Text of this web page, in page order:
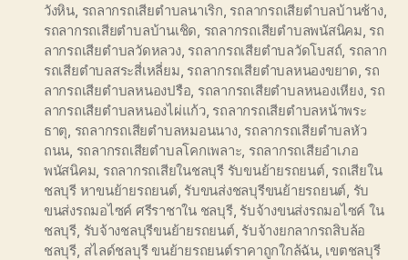
วังหิน รถลากรถเสียตำบลนาเริก รถลากรถเสียตำบลบ้านช้าง,
รถลากรถเสียตำบลบ้านเชิด รถลากรถเสียตำบลพนัสนิคม รถ
ลากรถเสียตำบลวัดหลวง, รถลากรถเสียตำบลวัดโบสถ์, รถลาก
รถเสียตำบลสระสี่เหลี่ยม รถลากรถเสียตำบลหนองขยาด รถ
ลากรถเสียตำบลหนองปรือ รถลากรถเสียตำบลหนองเหียง, รถ
ลากรถเสียตำบลหนองไผ่แก้ว, รถลากรถเสียตำบลหน้าพระ
ธาตุ รถลากรถเสียตำบลหมอนนาง, รถลากรถเสียตำบลหัว
ถนน รถลากรถเสียตำบลโคกเพลาะ รถลากรถเสียอำเภอ
พนัสนิคม รถลากรถเสียในชลบุรี รับขนย้ายรถยนต์, รถเสียใน
ชลบุรี หาขนย้ายรถยนต์, รับขนส่งชลบุรีขนย้ายรถยนต์ รับ
ขนส่งรถมอไซค์ ศรีราชาใน ชลบุรี, รับจ้างขนส่งรถมอไซค์ ใน
ชลบุรี รับจ้างชลบุรีขนย้ายรถยนต์, รับจ้างยกลากรถสิบล้อ
ชลบุรี สไลด์ชลบุรี ขนย้ายรถยนต์ราคาถูกใกล้ฉัน, เขตชลบุรี